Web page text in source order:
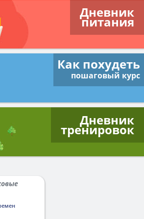
Дневник
питания
Как похудеть
пошаговый курс
Дневник
тренировок